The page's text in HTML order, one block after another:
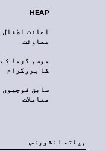
HEAP
اعانت اطفال
معاونت
موسم گرما
کا پروگرام
سابق فوجیوں
معاملات
‏ہیلتھ انشورنس